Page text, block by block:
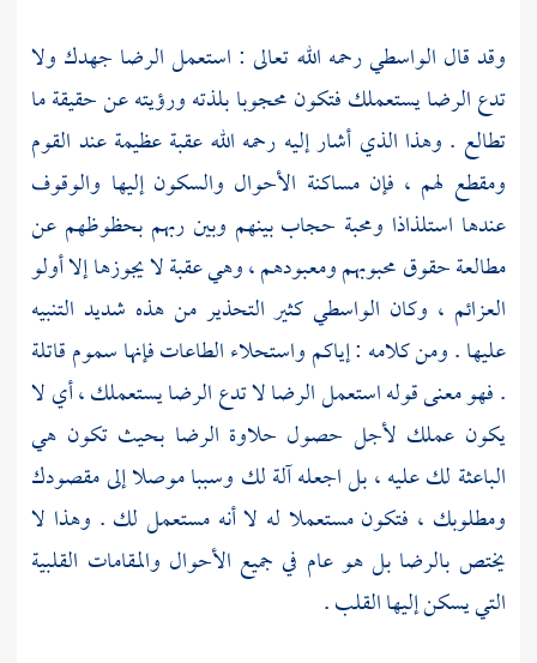
وقد قال الواسطيرحمه الله تعالى : استعمل الرضا جهدك ولا
تدع الرضا يستعملك فتكون محجوبا بلذته ورؤيته عن حقيقة ما
تطالع . وهذا الذي أشار إليه رحمه الله عقبة عظيمة عند القوم
ومقطع لهم ، فإن مساكنة الأحوال والسكون إليها والوقوف
عندها استلذاذا ومحبة حجاب بينهم وبين ربهم بحظوظهم عن
مطالعة حقوق محبوبهم ومعبودهم ، وهي عقبة لا يجوزها إلا أولو
العزائم ، وكان الواسطي كثير التحذير من هذه شديد التنبيه
عليها . ومن كلامه : إياكم واستحلاء الطاعات فإنها سموم قاتلة
. فهو معنى قوله استعمل الرضا لا تدع الرضا يستعملك ، أي لا
يكون عملك لأجل حصول حلاوة الرضا بحيث تكون هي
الباعثة لك عليه ، بل اجعله آلة لك وسببا موصلا إلى مقصودك
ومطلوبك ، فتكون مستعملا له لا أنه مستعمل لك . وهذا لا
يختص بالرضا بل هو عام في جميع الأحوال والمقامات القلبية
التي يسكن إليها القلب .